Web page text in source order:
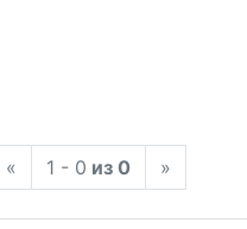
« 1 - 0 из 0 »